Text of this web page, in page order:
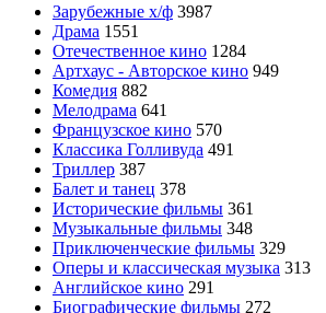
Зарубежные х/ф 3987
Драма 1551
Отечественное кино 1284
Артхаус - Авторское кино 949
Комедия 882
Мелодрама 641
Французское кино 570
Классика Голливуда 491
Триллер 387
Балет и танец 378
Исторические фильмы 361
Музыкальные фильмы 348
Приключенческие фильмы 329
Оперы и классическая музыка 313
Английское кино 291
Биографические фильмы 272